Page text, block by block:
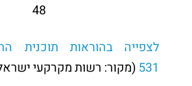
48
531 (מקור: רשות מקרקעי